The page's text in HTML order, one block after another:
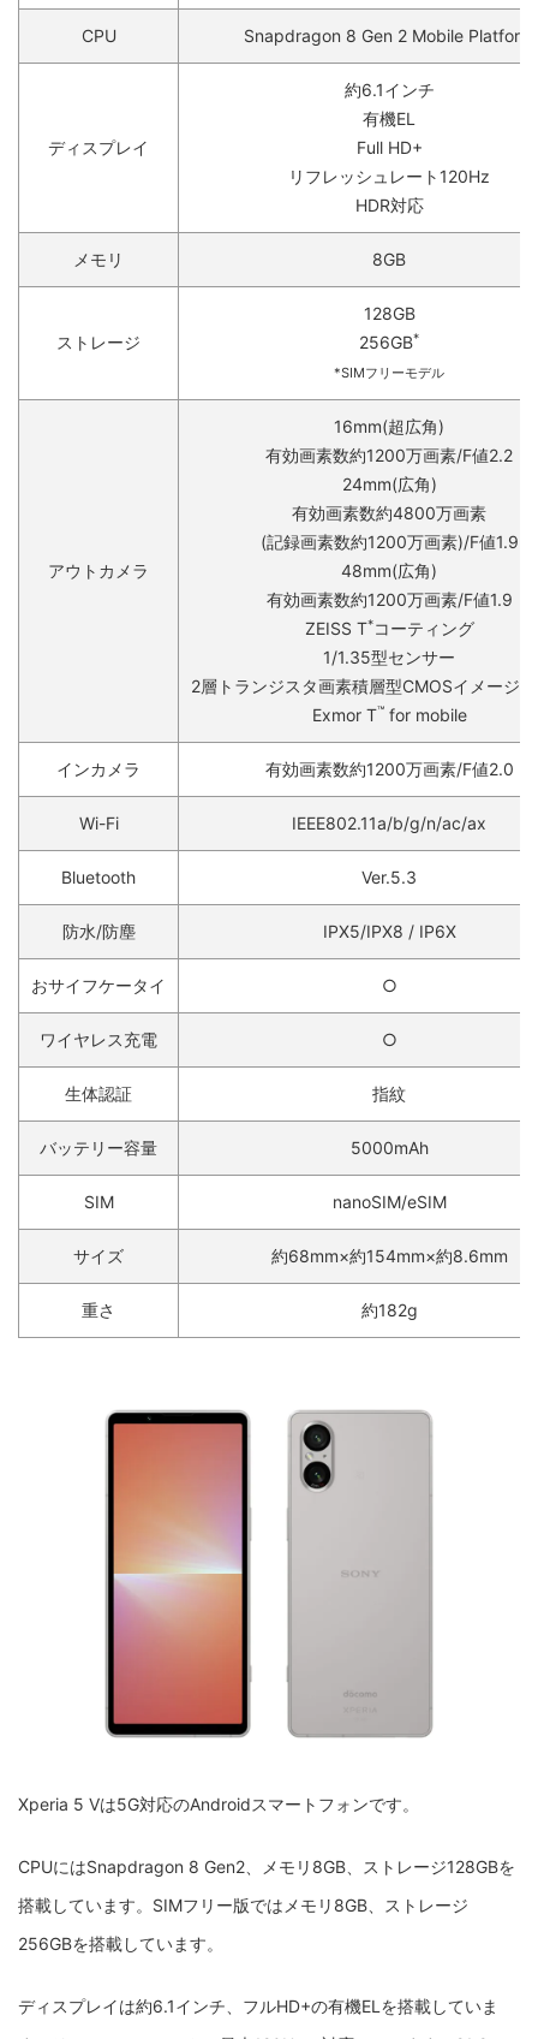
CPU Snapdragon 8 Gen 2 Mobile Platform
ディスプレイ
約6.1インチ
有機EL
Full HD+
リフレッシュレート120Hz
HDR対応
メモリ 8GB
ストレージ
128GB
256GB*
*SIMフリーモデル
アウトカメラ
16mm(超広角)
有効画素数約1200万画素/F値2.2
24mm(広角)
有効画素数約4800万画素
(記録画素数約1200万画素)/F値1.9
48mm(広角)
有効画素数約1200万画素/F値1.9
ZEISS T*コーティング
1/1.35型センサー
2層トランジスタ画素積層型CMOSイメージ
Exmor T™for mobile
インカメラ 有効画素数約1200万画素/F値2.0
Wi-Fi IEEE802.11a/b/g/n/ac/ax
Bluetooth Ver.5.3
防水/防塵 IPX5/IPX8 / IP6X
おサイフケータイ ○
ワイヤレス充電 ○
生体認証 指紋
バッテリー容量 5000mAh
SIM nanoSIM/eSIM
サイズ 約68mm×約154mm×約8.6mm
重さ 約182g
Xperia 5 Vは5G対応のAndroidスマートフォンです。
CPUにはSnapdragon 8 Gen2、メモリ8GB、ストレージ128GBを
搭載しています。SIMフリー版ではメモリ8GB、ストレージ
256GBを搭載しています。
ディスプレイは約6.1インチ、フルHD+の有機ELを搭載していま